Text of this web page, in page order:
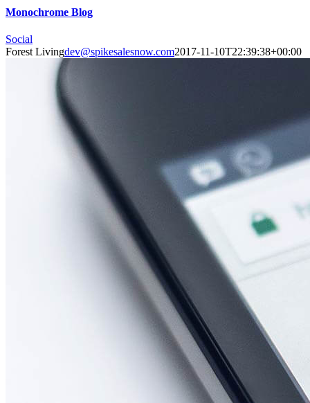
Monochrome Blog
Social
Forest Livingdev@spikesalesnow.com2017-11-10T22:39:38+00:00